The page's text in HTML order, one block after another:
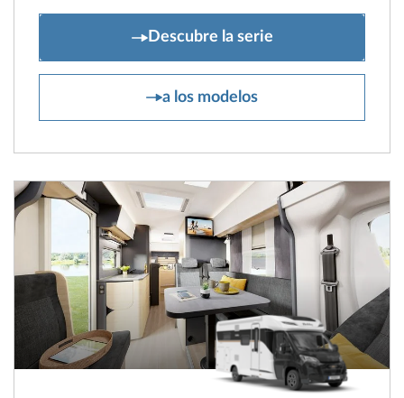
PRESTIGE T
Descubre la serie
a los modelos
PRESTIGE T